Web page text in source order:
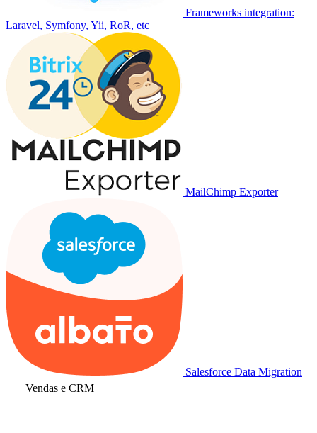
Frameworks integration:
Laravel, Symfony, Yii, RoR, etc
MailChimp Exporter
Salesforce Data Migration
Vendas e CRM